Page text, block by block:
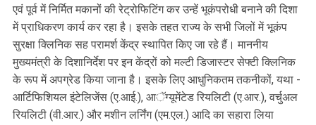
एवं पूर्व में निर्मित मकानों की रेट्रोफिटिंग कर उन्हें भूकंपरोधी बनाने की दिशा
में प्राधिकरण कार्य कर रहा है। इसके तहत राज्य के सभी जिलों में भूकंप
सुरक्षा क्लिनिक सह परामर्श केंद्र स्थापित किए जा रहे हैं। माननीय
मुख्यमंत्री के दिशानिर्देश पर इन केंद्रों को मल्टी डिजास्टर सेफ्टी क्लिनिक
के रूप में अपग्रेड किया जाना है। इसके लिए आधुनिकतम तकनीकों, यथा -
आर्टिफिशियल इंटेलिजेंस (ए.आई.), आॅग्यूमेंटेड रियलिटी (ए.आर.), वर्चुअल
रियलिटी (वी.आर.) और मशीन लर्निंग (एम.एल.) आदि का सहारा लिया